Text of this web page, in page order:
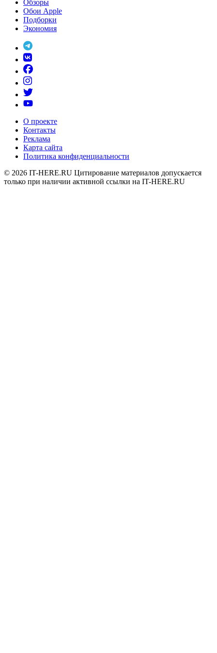
Обзоры
Обои Apple
Подборки
Экономия
О проекте
Контакты
Реклама
Карта сайта
Политика конфиденциальности
© 2026 IT-HERE.RU Цитирование материалов допускается
только при наличии активной ссылки на IT-HERE.RU